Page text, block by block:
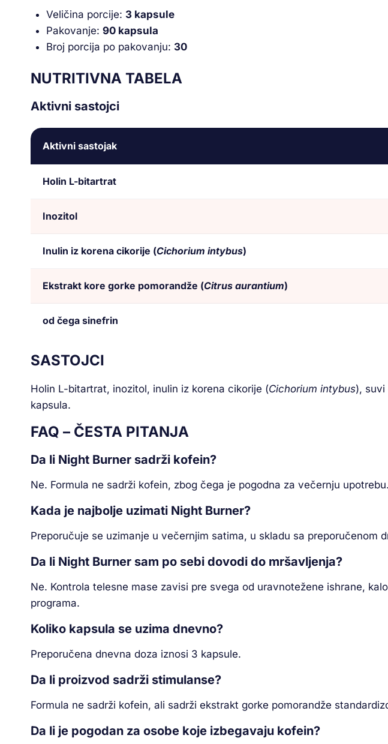
Veličina porcije: 3 kapsule
Pakovanje: 90 kapsula
Broj porcija po pakovanju: 30
NUTRITIVNA TABELA
Aktivni sastojci
Aktivni sastojak
Holin L-bitartrat
Inozitol
Inulin iz korena cikorije (Cichorium intybus)
Ekstrakt kore gorke pomorandže (Citrus aurantium)
od čega sinefrin
SASTOJCI
Holin L-bitartrat, inozitol, inulin iz korena cikorije (Cichorium intybus), suvi
kapsula.
FAQ – ČESTA PITANJA
Da li Night Burner sadrži kofein?
Ne. Formula ne sadrži kofein, zbog čega je pogodna za večernju upotrebu.
Kada je najbolje uzimati Night Burner?
Preporučuje se uzimanje u večernjim satima, u skladu sa preporučenom
Da li Night Burner sam po sebi dovodi do mršavljenja?
Ne. Kontrola telesne mase zavisi pre svega od uravnotežene ishrane,
programa.
Koliko kapsula se uzima dnevno?
Preporučena dnevna doza iznosi 3 kapsule.
Da li proizvod sadrži stimulanse?
Formula ne sadrži kofein, ali sadrži ekstrakt gorke pomorandže
Da li je pogodan za osobe koje izbegavaju kofein?